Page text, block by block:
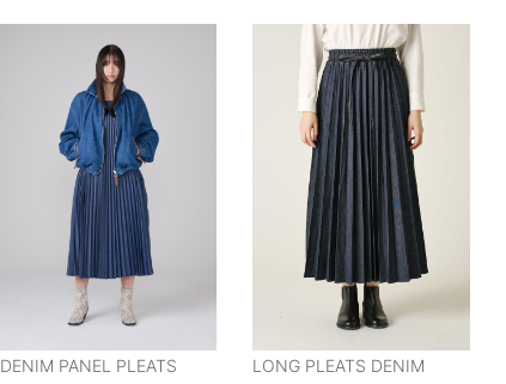
DENIM PANEL PLEATS
LONG PLEATS DENIM